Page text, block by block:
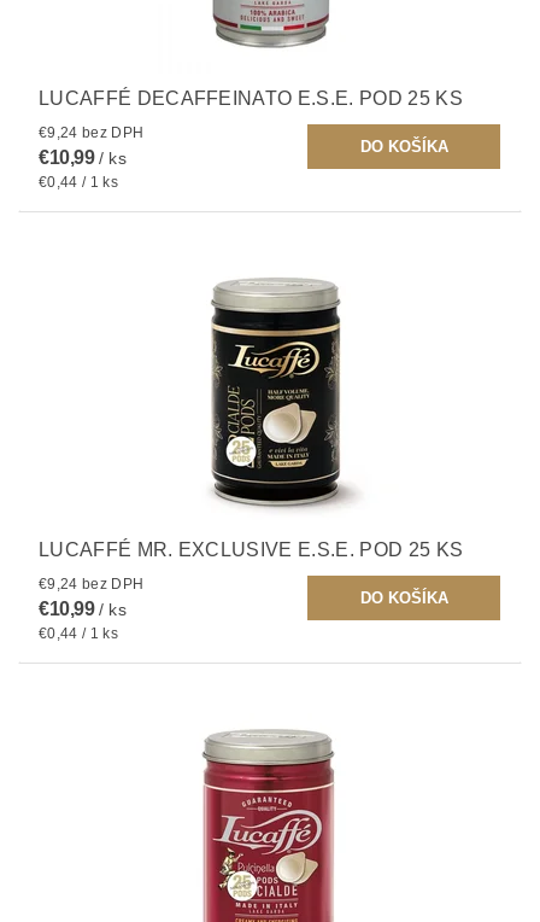
LUCAFFÉ DECAFFEINATO E.S.E. POD 25 KS
€9,24 bez DPH
€10,99/ ks
€0,44 / 1 ks
LUCAFFÉ MR. EXCLUSIVE E.S.E. POD 25 KS
€9,24 bez DPH
€10,99/ ks
€0,44 / 1 ks